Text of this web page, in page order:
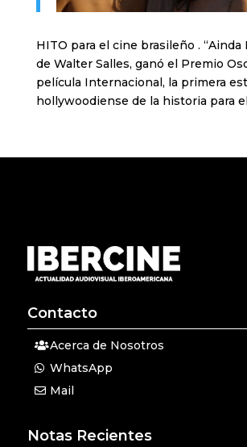
HITO para el cine brasileño . “Ainda
de Walter Salles, ganó el Premio
película Internacional, la primera
hollywoodiense de la historia para
Contacto
Acerca de Nosotros
WhatsApp
Mail
Notas Recientes